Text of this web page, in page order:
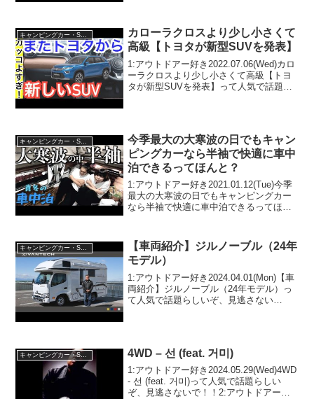
カローラクロスより少し小さくて
高級【トヨタが新型SUVを発表】
1:アウトドアー好き2022.07.06(Wed)カロ
ーラクロスより少し小さくて高級【トヨ
タが新型SUVを発表】って人気で話題ら
キャンピングカー・SUV人気車種
今季最大の大寒波の日でもキャン
ピングカーなら半袖で快適に車中
泊できるってほんと？
1:アウトドアー好き2021.01.12(Tue)今季
最大の大寒波の日でもキャンピングカー
なら半袖で快適に車中泊できるってほん
2021.01.12(Tue)この動画は注目です！...
キャンピングカー・SUV人気車種
【車両紹介】ジルノーブル（24年
モデル）
1:アウトドアー好き2024.04.01(Mon)【車
両紹介】ジルノーブル（24年モデル）っ
て人気で話題らしいぞ、見逃さない
4WD – 선 (feat. 거미)
1:アウトドアー好き2024.05.29(Wed)4WD
- 선 (feat. 거미)って人気で話題らしい
ぞ、見逃さないで！！2:アウトドアー好